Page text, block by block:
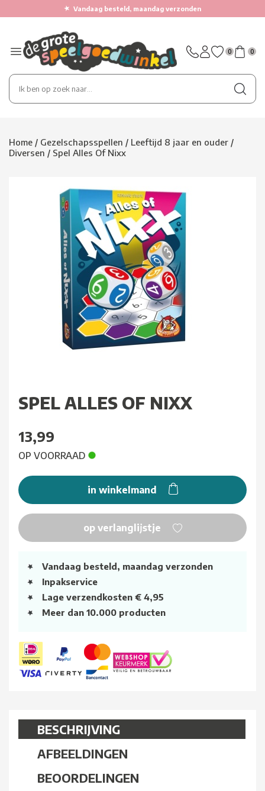
★ Vandaag besteld, maandag verzonden
0 0
Home / Gezelschapsspellen / Leeftijd 8 jaar en ouder /
Diversen / Spel Alles Of Nixx
SPEL ALLES OF NIXX
13,99
OP VOORRAAD
in winkelmand
op verlanglijstje
Vandaag besteld, maandag verzonden
Inpakservice
Lage verzendkosten € 4,95
Meer dan 10.000 producten
BESCHRIJVING
AFBEELDINGEN
BEOORDELINGEN